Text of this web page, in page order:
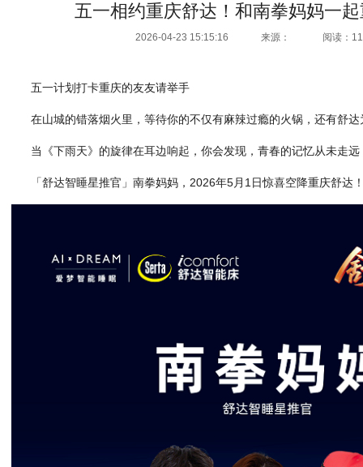
五一相约重庆舒达！和南拳妈妈一
2026-04-23 15:15:16 来源： 阅读：
五一计划打卡重庆的友友请举手
在山城的错落烟火里，等待你的不仅有麻辣过瘾的火锅，还有舒达
当《下雨天》的旋律在耳边响起，你会发现，青春的记忆从未走远
「舒达智睡星推官」南拳妈妈，2026年5月1日惊喜空降重庆舒达